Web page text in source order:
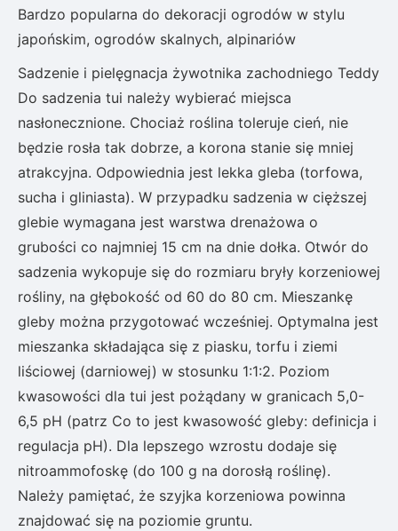
Bardzo popularna do dekoracji ogrodów w stylu
japońskim, ogrodów skalnych, alpinariów
Sadzenie i pielęgnacja żywotnika zachodniego Teddy
Do sadzenia tui należy wybierać miejsca
nasłonecznione. Chociaż roślina toleruje cień, nie
będzie rosła tak dobrze, a korona stanie się mniej
atrakcyjna. Odpowiednia jest lekka gleba (torfowa,
sucha i gliniasta). W przypadku sadzenia w cięższej
glebie wymagana jest warstwa drenażowa o
grubości co najmniej 15 cm na dnie dołka. Otwór do
sadzenia wykopuje się do rozmiaru bryły korzeniowej
rośliny, na głębokość od 60 do 80 cm. Mieszankę
gleby można przygotować wcześniej. Optymalna jest
mieszanka składająca się z piasku, torfu i ziemi
liściowej (darniowej) w stosunku 1:1:2. Poziom
kwasowości dla tui jest pożądany w granicach 5,0-
6,5 pH (patrz Co to jest kwasowość gleby: definicja i
regulacja pH). Dla lepszego wzrostu dodaje się
nitroammofoskę (do 100 g na dorosłą roślinę).
Należy pamiętać, że szyjka korzeniowa powinna
znajdować się na poziomie gruntu.